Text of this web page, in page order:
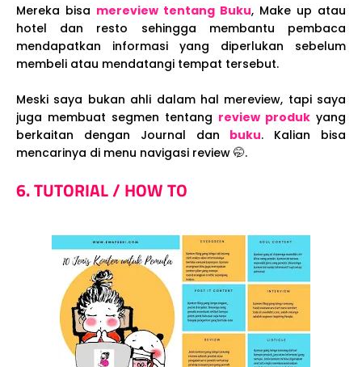
Mereka bisa mereview tentang Buku, Make up atau
hotel dan resto sehingga membantu pembaca
mendapatkan informasi yang diperlukan sebelum
membeli atau mendatangi tempat tersebut.
Meski saya bukan ahli dalam hal mereview, tapi saya
juga membuat segmen tentang review produk yang
berkaitan dengan Journal dan buku. Kalian bisa
mencarinya di menu navigasi review 🤭.
6. TUTORIAL / HOW TO